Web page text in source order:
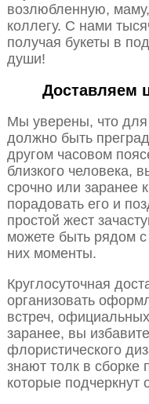
возлюбленную, маму,
коллегу. С нами
получая букеты в
души!
Доставляем
Мы уверены, что
должно быть
другом часовом
близкого человека,
срочно или заранее
порадовать его и
простой жест
можете быть рядом
них моменты.
Круглосуточная
организовать
встреч,
заранее, вы
флористического
знают толк в сборке
которые подчеркнут